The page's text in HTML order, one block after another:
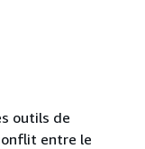
outils de
entre le